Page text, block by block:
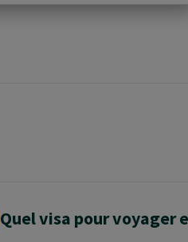
Quel visa pour voyager